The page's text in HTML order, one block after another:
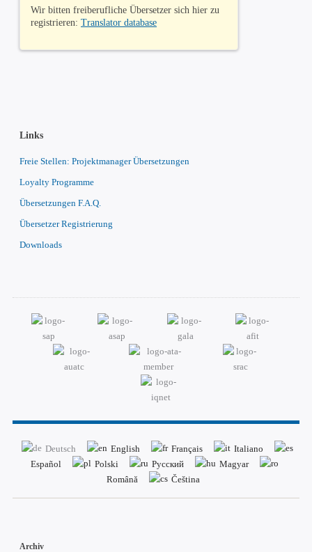
Wir bitten freiberufliche Übersetzer sich hier zu
registrieren: Translator database
Links
Freie Stellen: Projektmanager Übersetzungen
Loyalty Programme
Übersetzungen F.A.Q.
Übersetzer Registrierung
Downloads
Deutsch English Français
Italiano
Español
Polski Русский
Magyar
Română
Čeština
Archiv